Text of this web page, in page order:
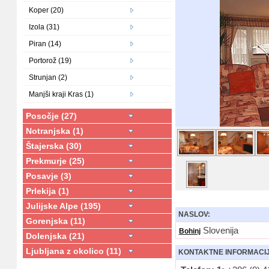
Koper (20)
Izola (31)
Piran (14)
Portorož (19)
Strunjan (2)
Manjši kraji Kras (1)
Posočje (27)
Notranjska (1)
Štajerska (30)
Prekmurje (25)
Posavje (3)
Prlekija (1)
Julijske Alpe (195)
Gorenjska (11)
Dolenjska (21)
Ljubljana z okolico (11)
NASLOV:
BohinjSlovenija
KONTAKTNE